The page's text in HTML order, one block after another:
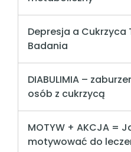
Depresja a Cukrzyca
Badania
DIABULIMIA –
osób z cukrzycą
MOTYW + AKCJA =
motywować do